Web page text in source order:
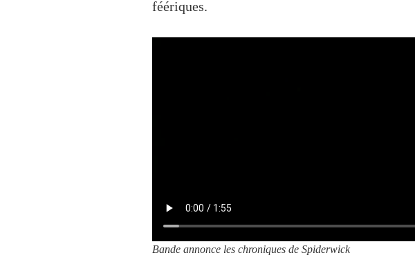
féériques.
Bande annonce les chroniques de Spiderwick